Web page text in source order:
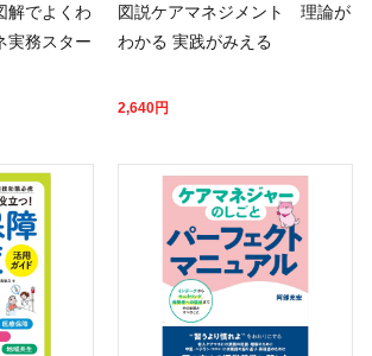
解でよくわ
務スター
図説ケアマネジメント 理論が
わかる 実践がみえる
2,640円